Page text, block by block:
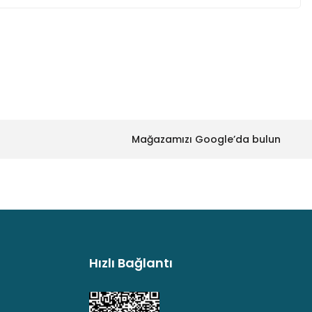
Mağazamızı Google’da bulun
Hızlı Bağlantı